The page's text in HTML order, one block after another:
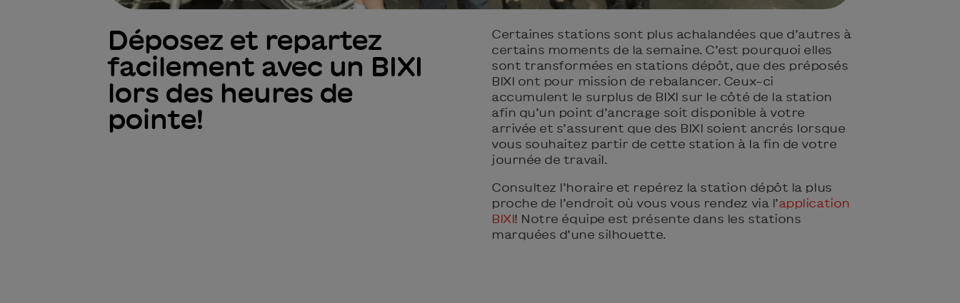
Déposez et repartez
facilement avec un BIXI
lors des heures de
pointe!
Certaines stations sont plus achalandées que d’autres à
certains moments de la semaine. C’est pourquoi elles
sont transformées en stations dépôt, que des préposés
BIXI ont pour mission de rebalancer. Ceux-ci
accumulent le surplus de BIXI sur le côté de la station
afin qu’un point d’ancrage soit disponible à votre
arrivée et s’assurent que des BIXI soient ancrés lorsque
vous souhaitez partir de cette station à la fin de votre
journée de travail.
Consultez l’horaire et repérez la station dépôt la plus
proche de l’endroit où vous vous rendez via l’application
BIXI! Notre équipe est présente dans les stations
marquées d’une silhouette.